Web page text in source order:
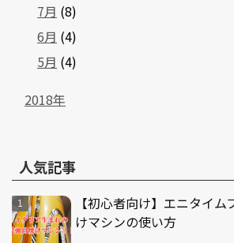
7月 (8)
6月 (4)
5月 (4)
2018年
人気記事
【初心者向け】エニタイ
けマシンの使い方